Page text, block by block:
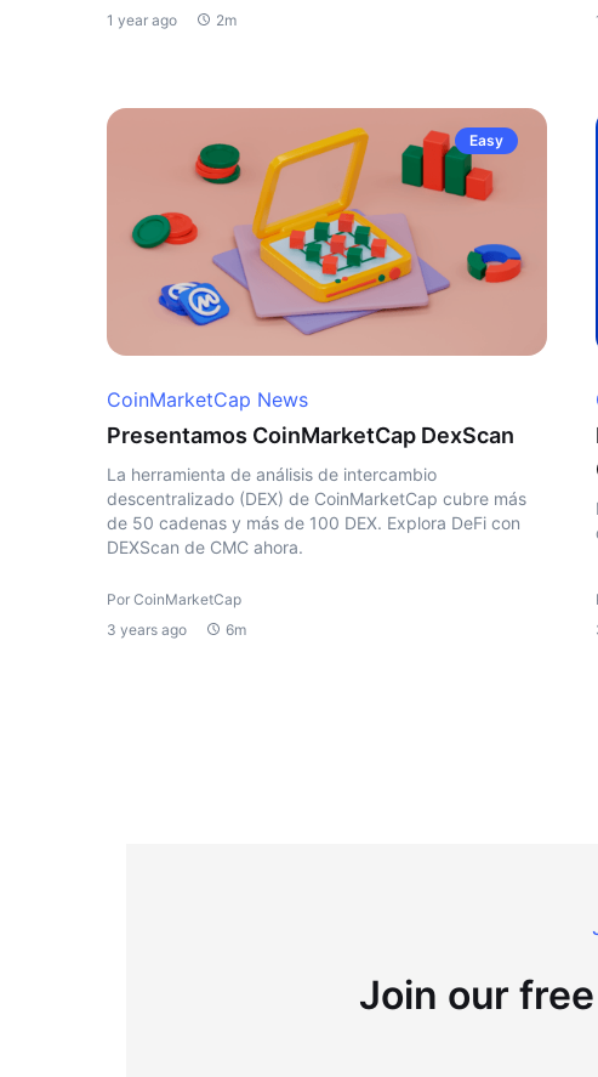
1 year ago
2m
Easy
CoinMarketCap News
Presentamos CoinMarketCap DexScan
La herramienta de análisis de intercambio
descentralizado (DEX) de CoinMarketCap cubre más
de 50 cadenas y más de 100 DEX. Explora DeFi con
DEXScan de CMC ahora.
Por CoinMarketCap
3 years ago
6m
Join our